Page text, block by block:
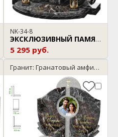
NK-34-8
ЭКСКЛЮЗИВНЫЙ ПАМЯТНИК
5 295 руб.
Гранит: Гранатовый амфиболит / Мансуровский